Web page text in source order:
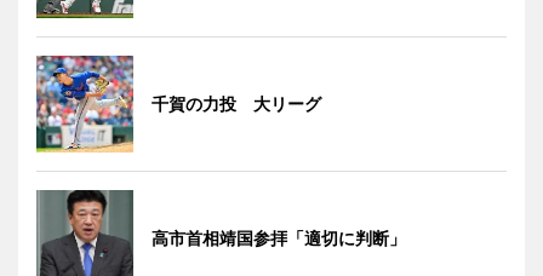
千賀の力投 大リーグ
高市首相靖国参拝「適切に判断」